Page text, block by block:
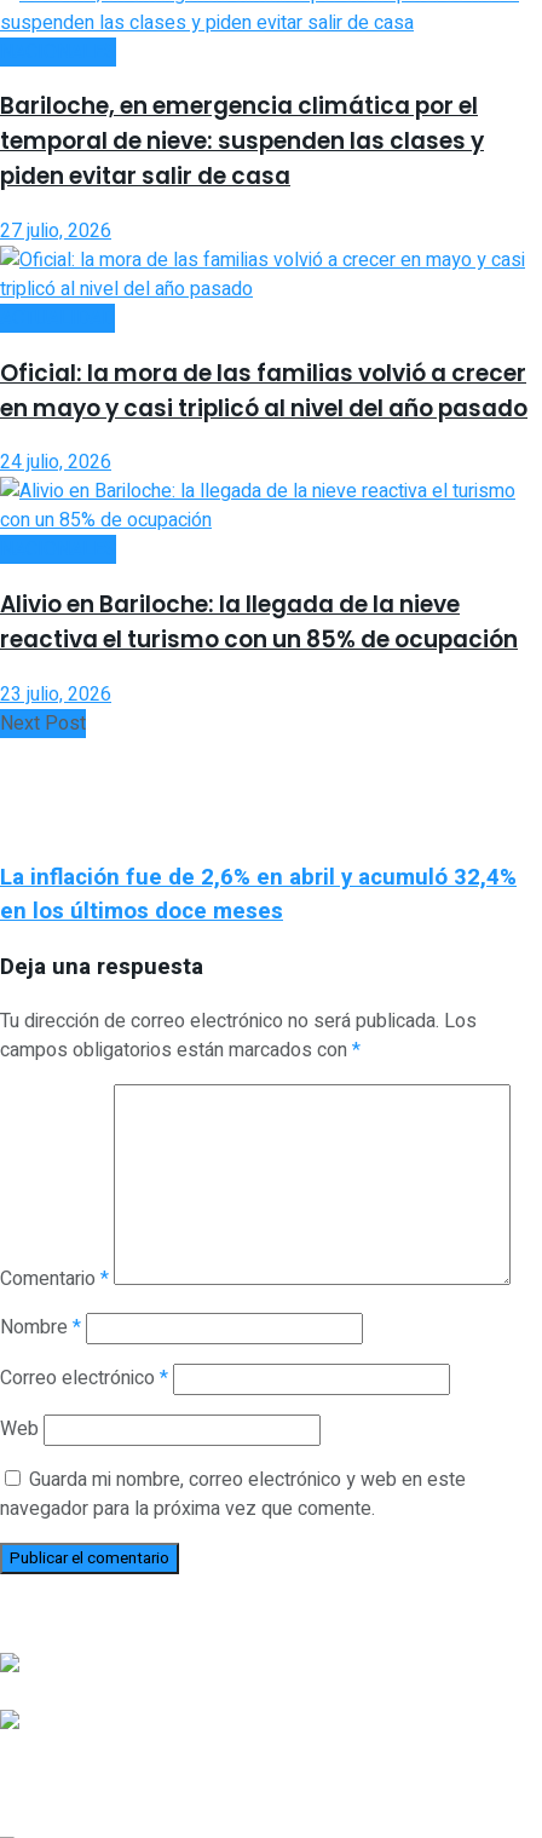
Bariloche, en emergencia climática por el
temporal de nieve: suspenden las clases y
piden evitar salir de casa
27 julio, 2026
Oficial: la mora de las familias volvió a crecer
en mayo y casi triplicó al nivel del año pasado
24 julio, 2026
Alivio en Bariloche: la llegada de la nieve
reactiva el turismo con un 85% de ocupación
23 julio, 2026
Next Post
La inflación fue de 2,6% en abril y acumuló 32,4%
en los últimos doce meses
Deja una respuesta
Tu dirección de correo electrónico no será publicada. Los
campos obligatorios están marcados con*
Comentario *
Nombre *
Correo electrónico *
Web
Guarda mi nombre, correo electrónico y web en este
navegador para la próxima vez que comente.